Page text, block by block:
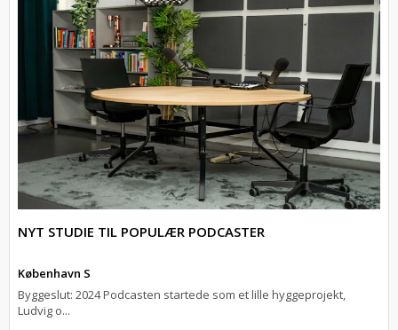
NYT STUDIE TIL POPULÆR PODCASTER
København S
Byggeslut: 2024 Podcasten startede som et lille hyggeprojekt,
Ludvig o...